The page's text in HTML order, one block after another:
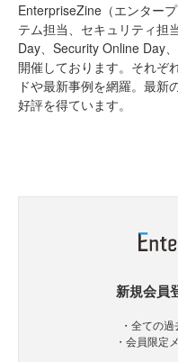
EnterpriseZine（エンター
テム担当、セキュリティ担
Day、Security Online Day
開催しております。それぞ
ドや最新事例を網羅。最新
好評を得ています。
新規会員
・全ての
・会員限定